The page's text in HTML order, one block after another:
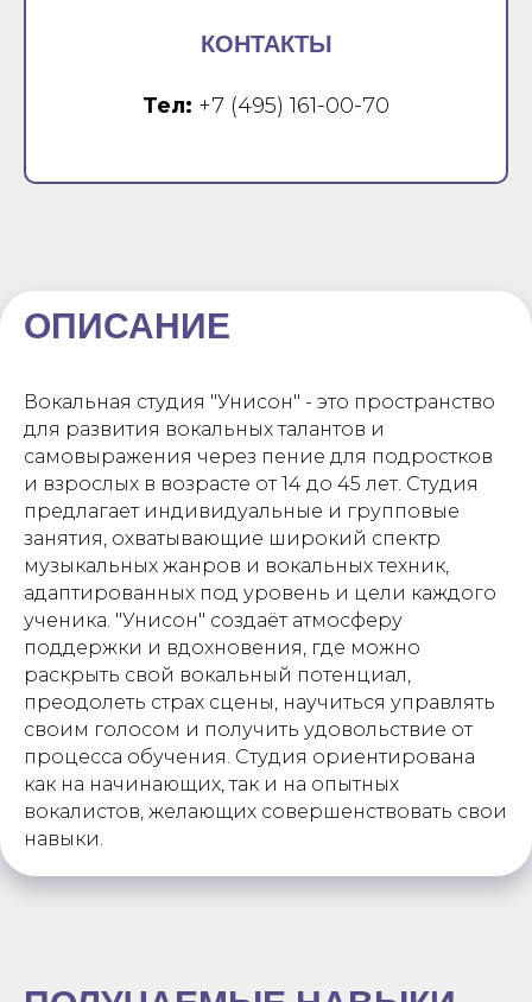
КОНТАКТЫ
Тел: +7 (495) 161-00-70
ОПИСАНИЕ
Вокальная студия "Унисон" - это пространство
для развития вокальных талантов и
самовыражения через пение для подростков
и взрослых в возрасте от 14 до 45 лет. Студия
предлагает индивидуальные и групповые
занятия, охватывающие широкий спектр
музыкальных жанров и вокальных техник,
адаптированных под уровень и цели каждого
ученика. "Унисон" создаёт атмосферу
поддержки и вдохновения, где можно
раскрыть свой вокальный потенциал,
преодолеть страх сцены, научиться управлять
своим голосом и получить удовольствие от
процесса обучения. Студия ориентирована
как на начинающих, так и на опытных
вокалистов, желающих совершенствовать свои
навыки.